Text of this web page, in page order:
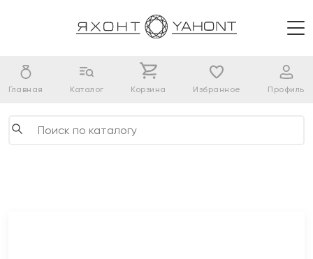
Главная Каталог Корзина Избранное Профиль